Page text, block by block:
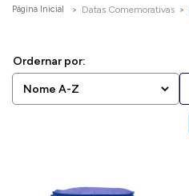
Datas Comemorativas